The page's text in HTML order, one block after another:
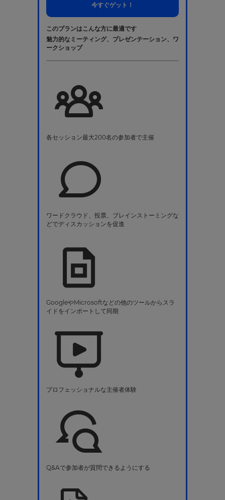
今すぐゲット！
このプランはこんな方に最適です
魅力的なミーティング、プレゼンテーション、ワ
ークショップ
各セッション最大200名の参加者で主催
ワードクラウド、投票、ブレインストーミングな
どでディスカッションを促進
GoogleやMicrosoftなどの他のツールからスラ
イドをインポートして同期
プロフェッショナルな主催者体験
Q&Aで参加者が質問できるようにする